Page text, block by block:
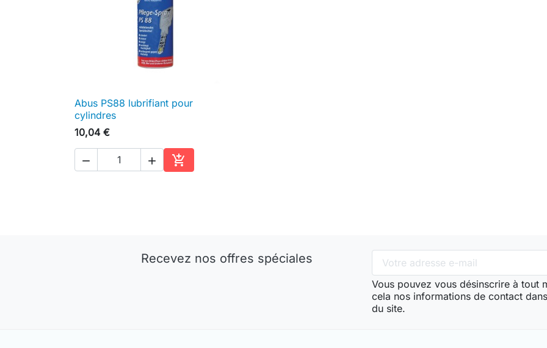
 Aperçu rapide
Abus PS88 lubrifiant pour
cylindres
10,04 €
  
Ajouter au panier
Recevez nos offres spéciales
Vous pouvez vous désinscrire à tout
cela nos informations de contact
du site.